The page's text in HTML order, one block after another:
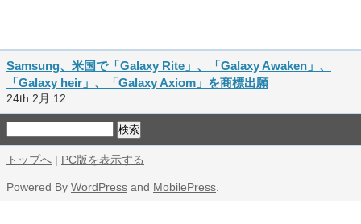
Samsung、米国で「Galaxy Rite」、「Galaxy Awaken」、
「Galaxy heir」、「Galaxy Axiom」を商標出願
24th 2月 12.
トップへ | PC版を表示する
Powered By WordPress and MobilePress